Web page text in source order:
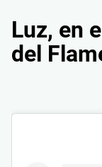
Luz, en
del